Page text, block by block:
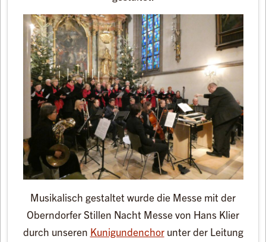
Musikalisch gestaltet wurde die Messe mit der
Oberndorfer Stillen Nacht Messe von Hans Klier
durch unseren Kunigundenchorunter der Leitung